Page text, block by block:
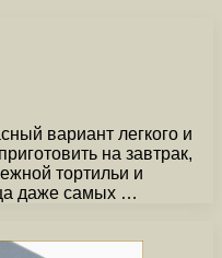
вариант легкого и
на завтрак,
тортильи и
даже самых …